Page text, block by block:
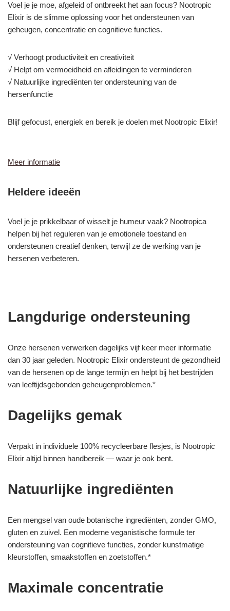
Voel je je moe, afgeleid of ontbreekt het aan focus? Nootropic
Elixir is de slimme oplossing voor het ondersteunen van
geheugen, concentratie en cognitieve functies.
√ Verhoogt productiviteit en creativiteit
√ Helpt om vermoeidheid en afleidingen te verminderen
√ Natuurlijke ingrediënten ter ondersteuning van de
hersenfunctie
Blijf gefocust, energiek en bereik je doelen met Nootropic Elixir!
Meer informatie
Heldere ideeën
Voel je je prikkelbaar of wisselt je humeur vaak? Nootropica
helpen bij het reguleren van je emotionele toestand en
ondersteunen creatief denken, terwijl ze de werking van je
hersenen verbeteren.
Langdurige ondersteuning
Onze hersenen verwerken dagelijks vijf keer meer informatie
dan 30 jaar geleden. Nootropic Elixir ondersteunt de gezondheid
van de hersenen op de lange termijn en helpt bij het bestrijden
van leeftijdsgebonden geheugenproblemen.*
Dagelijks gemak
Verpakt in individuele 100% recycleerbare flesjes, is Nootropic
Elixir altijd binnen handbereik — waar je ook bent.
Natuurlijke ingrediënten
Een mengsel van oude botanische ingrediënten, zonder GMO,
gluten en zuivel. Een moderne veganistische formule ter
ondersteuning van cognitieve functies, zonder kunstmatige
kleurstoffen, smaakstoffen en zoetstoffen.*
Maximale concentratie